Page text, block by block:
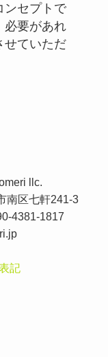
ンセプトで
必要があれ
せていただ
llc.
南区七軒241-3
4381-1817
記